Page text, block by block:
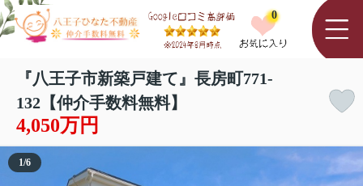
0
『八王子市新築戸建て』長房町771-
132【仲介手数料無料】
4,050万円
1/6